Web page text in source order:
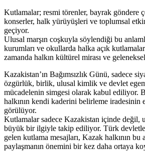
Kutlamalar; resmi törenler, bayrak göndere
konserler, halk yürüyüşleri ve toplumsal
geçiyor.
Ulusal marşın coşkuyla söylendiği bu
kurumları ve okullarda halka açık kutlamalar
zamanda halkın kültürel mirası ve
Kazakistan’ın Bağımsızlık Günü, sadece
özgürlük, birlik, ulusal kimlik ve devlet
mücadelenin simgesi olarak kabul ediliyor.
halkının kendi kaderini belirleme iradesinin
görülüyor.
Kutlamalar sadece Kazakistan içinde değil,
büyük bir ilgiyle takip ediliyor. Türk
gelen kutlama mesajları, Kazak halkının bu
paylaşmanın önemini bir kez daha ortaya